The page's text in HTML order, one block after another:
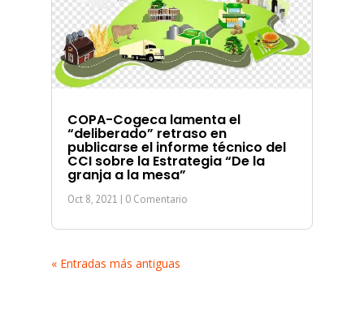
COPA-Cogeca lamenta el
“deliberado” retraso en
publicarse el informe técnico del
CCI sobre la Estrategia “De la
granja a la mesa”
Oct 8, 2021 | 0 Comentario
« Entradas más antiguas